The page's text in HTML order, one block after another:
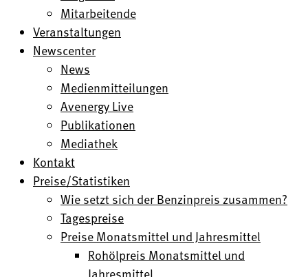
Mitarbeitende
Veranstaltungen
Newscenter
News
Medienmitteilungen
Avenergy Live
Publikationen
Mediathek
Kontakt
Preise/Statistiken
Wie setzt sich der Benzinpreis zusammen?
Tagespreise
Preise Monatsmittel und Jahresmittel
Rohölpreis Monatsmittel und
Jahresmittel